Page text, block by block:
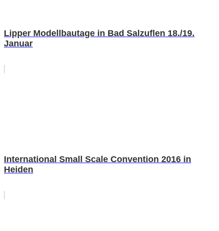
Lipper Modellbautage in Bad Salzuflen 18./19.
Januar
International Small Scale Convention 2016 in
Heiden